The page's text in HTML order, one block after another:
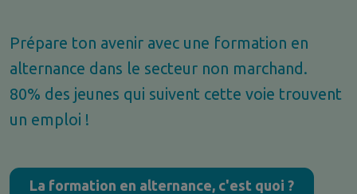
Prépare ton avenir avec une formation en
alternance dans le secteur non marchand.
80% des jeunes qui suivent cette voie trouvent
un emploi !
La formation en alternance, c'est quoi ?